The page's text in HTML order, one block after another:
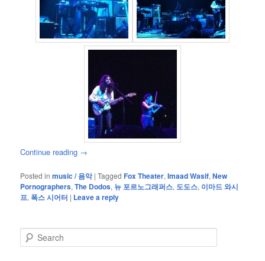
Continue reading →
Posted in music / 음악 |Tagged Fox Theater,Imaad Wasif,New
Pornographers,The Dodos, 뉴 포르노그래퍼스, 도도스, 이마드 와시
프, 폭스 시어터 | Leave a reply
e